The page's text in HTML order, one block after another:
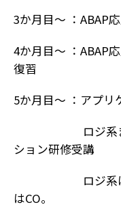
3か月目～ ：ABAP
4か月目～ ：ABAP
復習
5か月目～ ：アプリ
ロジ系または
ション研修受講
ロジ系は、
はCO。